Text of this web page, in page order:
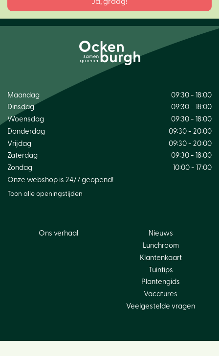
Maandag
09:30 - 18:00
Dinsdag
09:30 - 18:00
Woensdag
09:30 - 18:00
Donderdag
09:30 - 20:00
Vrijdag
09:30 - 20:00
Zaterdag
09:30 - 18:00
Zondag
10:00 - 17:00
Onze webshop is 24/7 geopend!
Toon alle openingstijden
Ons verhaal
Nieuws
Lunchroom
Klantenkaart
Tuintips
Plantengids
Vacatures
Veelgestelde vragen